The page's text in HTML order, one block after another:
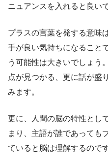
ニュアンスを入れると良い
プラスの言葉を発する意味
手が良い気持ちになること
う可能性は大きいでしょう
点が見つかる、更に話が盛
みます。
更に、人間の脳の特性とし
まり、主語が誰であっても
ていると脳は理解するのです